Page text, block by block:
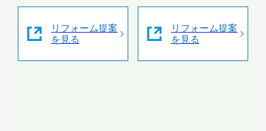
リフォーム提案
を見る
リフォーム提案
を見る